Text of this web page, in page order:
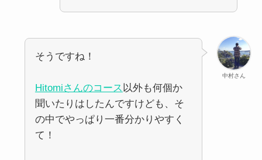
中村さん
そうですね！
Hitomiさんのコース 以外も何個か
聞いたりはしたんですけども、そ
の中でやっぱり一番分かりやすく
て！